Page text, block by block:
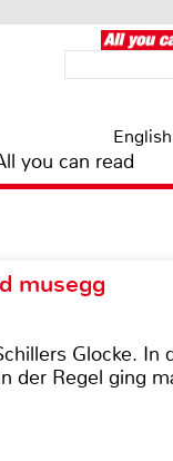
you can read
musegg
Glocke. In
der Regel ging